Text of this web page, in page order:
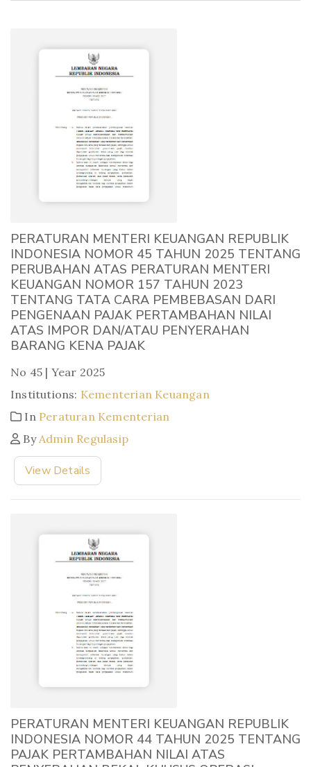
PERATURAN MENTERI KEUANGAN REPUBLIK
INDONESIA NOMOR 45 TAHUN 2025 TENTANG
PERUBAHAN ATAS PERATURAN MENTERI
KEUANGAN NOMOR 157 TAHUN 2023
TENTANG TATA CARA PEMBEBASAN DARI
PENGENAAN PAJAK PERTAMBAHAN NILAI
ATAS IMPOR DAN/ATAU PENYERAHAN
BARANG KENA PAJAK
No 45 | Year 2025
Institutions: Kementerian Keuangan
In Peraturan Kementerian
ByAdmin Regulasip
View Details
PERATURAN MENTERI KEUANGAN REPUBLIK
INDONESIA NOMOR 44 TAHUN 2025 TENTANG
PAJAK PERTAMBAHAN NILAI ATAS